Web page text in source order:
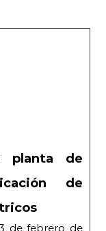
planta de
de
de febrero de